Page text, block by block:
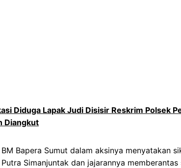
Diduga Lapak Judi Disisir Reskrim Polsek
Diangkut
Bapera Sumut dalam aksinya menyatakan
Simanjuntak dan jajarannya